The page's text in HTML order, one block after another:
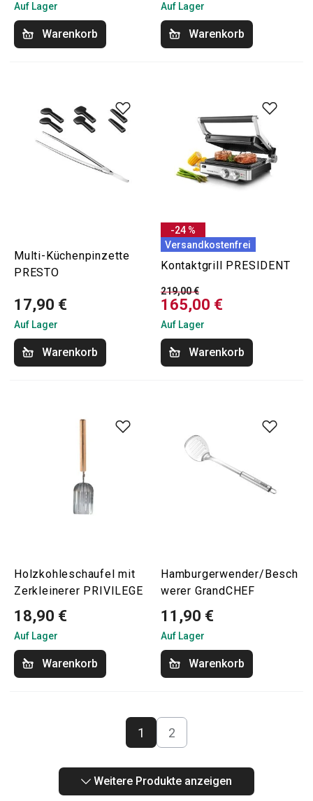
Auf Lager
Warenkorb
Auf Lager
Warenkorb
Multi-Küchenpinzette
PRESTO
17,90 €
Auf Lager
Warenkorb
-24 %
Versandkostenfrei
Kontaktgrill PRESIDENT
219,00 €
165,00 €
Auf Lager
Warenkorb
Holzkohleschaufel mit
Zerkleinerer PRIVILEGE
18,90 €
Auf Lager
Warenkorb
Hamburgerwender/Besch
werer GrandCHEF
11,90 €
Auf Lager
Warenkorb
1 2
Weitere Produkte anzeigen